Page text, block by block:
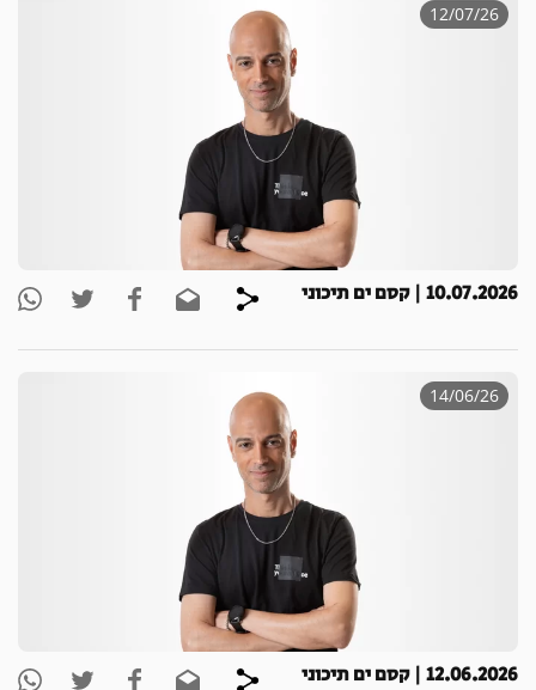
12/07/26
10.07.2026 | קסם ים תיכוני
14/06/26
12.06.2026 | קסם ים תיכוני